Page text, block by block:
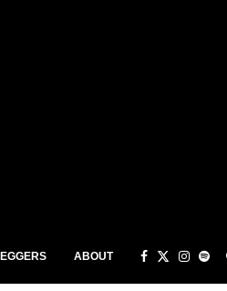
ABOUT